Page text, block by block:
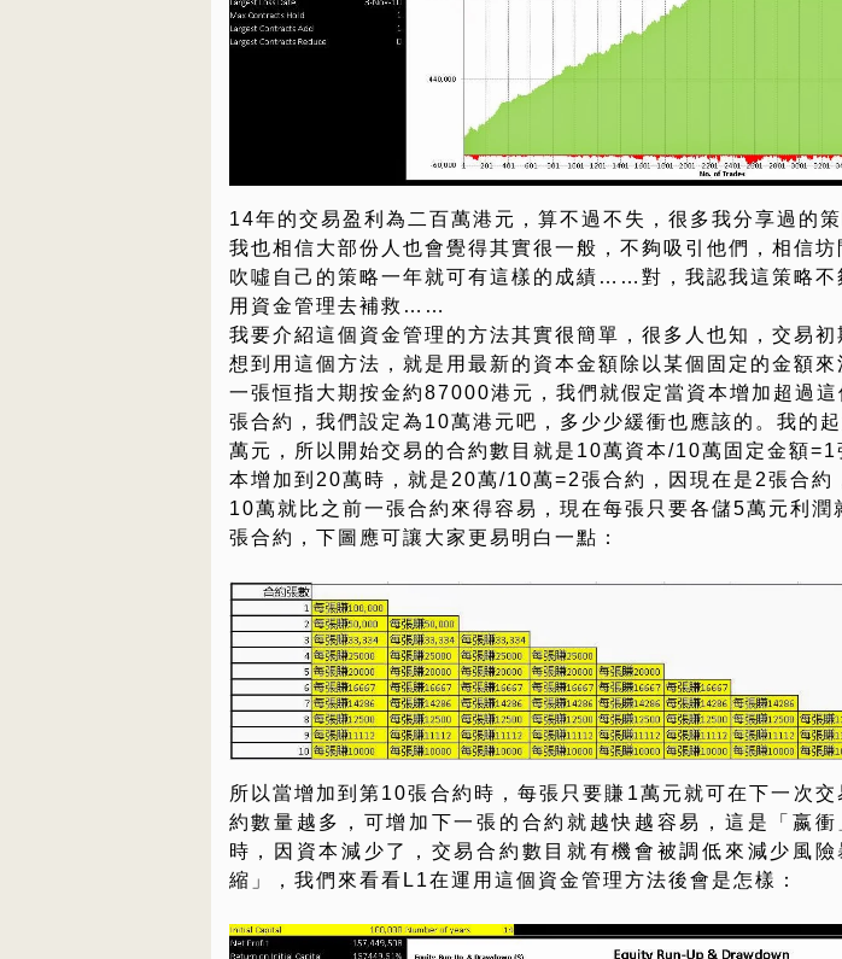
14年的交易盈利為二百萬港元，算不過不失，很多我分享過的策
我也相信大部份人也會覺得其實很一般，不夠吸引他們，相信坊
吹噓自己的策略一年就可有這樣的成績……對，我認我這策略不
用資金管理去補救……
我要介紹這個資金管理的方法其實很簡單，很多人也知，交易初
想到用這個方法，就是用最新的資本金額除以某個固定的金額來
一張恒指大期按金約87000港元，我們就假定當資本增加超過這
張合約，我們設定為10萬港元吧，多少少緩衝也應該的。我的
萬元，所以開始交易的合約數目就是10萬資本/10萬固定金額=1
本增加到20萬時，就是20萬/10萬=2張合約，因現在是2張合約
10萬就比之前一張合約來得容易，現在每張只要各儲5萬元利潤
張合約，下圖應可讓大家更易明白一點：
所以當增加到第10張合約時，每張只要賺1萬元就可在下一次
約數量越多，可增加下一張的合約就越快越容易，這是「嬴衝
時，因資本減少了，交易合約數目就有機會被調低來減少風險
縮」，我們來看看L1在運用這個資金管理方法後會是怎樣：